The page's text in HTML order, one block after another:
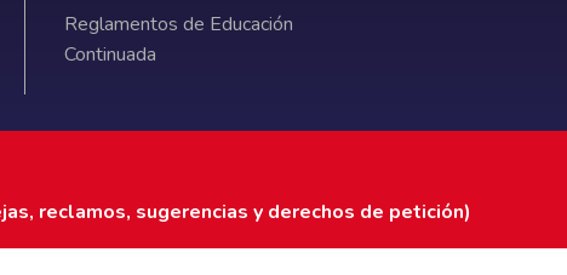
Reglamentos de Educación
Continuada
reclamos, sugerencias y derechos de petición)